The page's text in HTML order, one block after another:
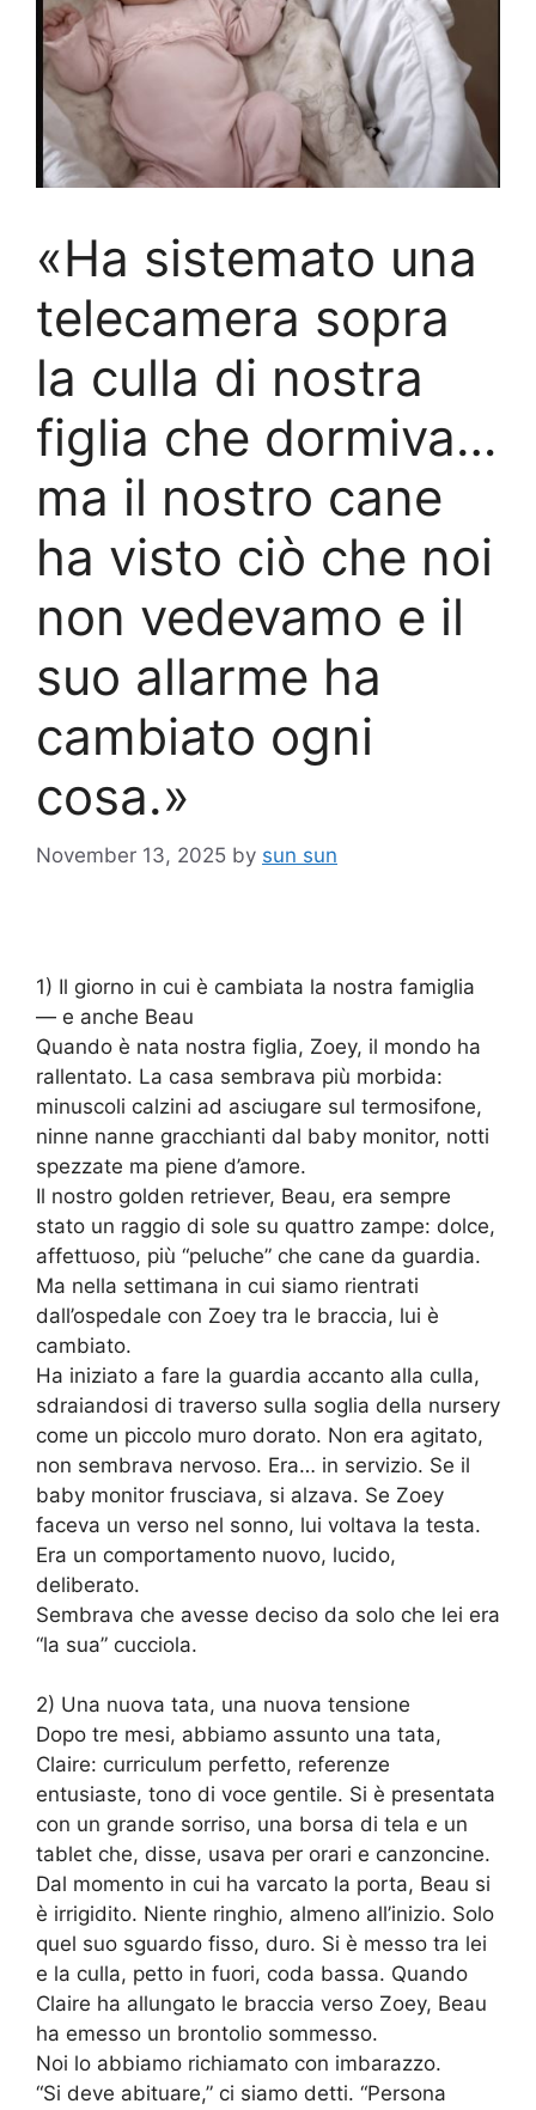
«Ha sistemato una
telecamera sopra
la culla di nostra
figlia che dormiva…
ma il nostro cane
ha visto ciò che noi
non vedevamo e il
suo allarme ha
cambiato ogni
cosa.»
November 13, 2025 by sun sun
1) Il giorno in cui è cambiata la nostra famiglia
— e anche Beau
Quando è nata nostra figlia, Zoey, il mondo ha
rallentato. La casa sembrava più morbida:
minuscoli calzini ad asciugare sul termosifone,
ninne nanne gracchianti dal baby monitor, notti
spezzate ma piene d’amore.
Il nostro golden retriever, Beau, era sempre
stato un raggio di sole su quattro zampe: dolce,
affettuoso, più “peluche” che cane da guardia.
Ma nella settimana in cui siamo rientrati
dall’ospedale con Zoey tra le braccia, lui è
cambiato.
Ha iniziato a fare la guardia accanto alla culla,
sdraiandosi di traverso sulla soglia della nursery
come un piccolo muro dorato. Non era agitato,
non sembrava nervoso. Era… in servizio. Se il
baby monitor frusciava, si alzava. Se Zoey
faceva un verso nel sonno, lui voltava la testa.
Era un comportamento nuovo, lucido,
deliberato.
Sembrava che avesse deciso da solo che lei era
“la sua” cucciola.
2) Una nuova tata, una nuova tensione
Dopo tre mesi, abbiamo assunto una tata,
Claire: curriculum perfetto, referenze
entusiaste, tono di voce gentile. Si è presentata
con un grande sorriso, una borsa di tela e un
tablet che, disse, usava per orari e canzoncine.
Dal momento in cui ha varcato la porta, Beau si
è irrigidito. Niente ringhio, almeno all’inizio. Solo
quel suo sguardo fisso, duro. Si è messo tra lei
e la culla, petto in fuori, coda bassa. Quando
Claire ha allungato le braccia verso Zoey, Beau
ha emesso un brontolio sommesso.
Noi lo abbiamo richiamato con imbarazzo.
“Si deve abituare,” ci siamo detti. “Persona